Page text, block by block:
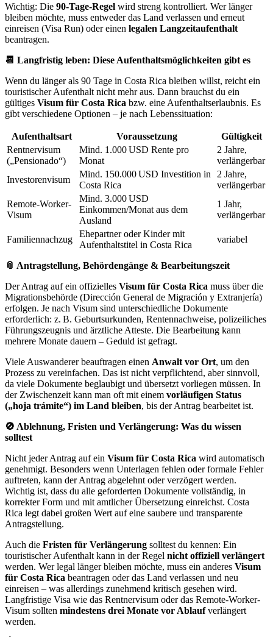
Wichtig: Die 90-Tage-Regel wird streng kontrolliert. Wer länger
bleiben möchte, muss entweder das Land verlassen und erneut
einreisen (Visa Run) oder einen legalen Langzeitaufenthalt
beantragen.
📆 Langfristig leben: Diese Aufenthaltsmöglichkeiten gibt es
Wenn du länger als 90 Tage in Costa Rica bleiben willst, reicht ein
touristischer Aufenthalt nicht mehr aus. Dann brauchst du ein
gültiges Visum für Costa Rica bzw. eine Aufenthaltserlaubnis. Es
gibt verschiedene Optionen – je nach Lebenssituation:
Aufenthaltsart Voraussetzung
Gültigkeit
Rentnervisum
(„Pensionado“)
Mind. 1.000 USD Rente pro
Monat
2 Jahre,
verlängerbar
Investorenvisum
Mind. 150.000 USD Investition in
Costa Rica
2 Jahre,
verlängerbar
Remote-Worker-
Visum
Mind. 3.000 USD
Einkommen/Monat aus dem
Ausland
1 Jahr,
verlängerbar
Familiennachzug
Ehepartner oder Kinder mit
Aufenthaltstitel in Costa Rica
variabel
📎 Antragstellung, Behördengänge & Bearbeitungszeit
Der Antrag auf ein offizielles Visum für Costa Rica muss über die
Migrationsbehörde (Dirección General de Migración y Extranjería)
erfolgen. Je nach Visum sind unterschiedliche Dokumente
erforderlich: z. B. Geburtsurkunden, Rentennachweise, polizeiliches
Führungszeugnis und ärztliche Atteste. Die Bearbeitung kann
mehrere Monate dauern – Geduld ist gefragt.
Viele Auswanderer beauftragen einen Anwalt vor Ort, um den
Prozess zu vereinfachen. Das ist nicht verpflichtend, aber sinnvoll,
da viele Dokumente beglaubigt und übersetzt vorliegen müssen. In
der Zwischenzeit kann man oft mit einem vorläufigen Status
(„hoja trámite“) im Land bleiben, bis der Antrag bearbeitet ist.
🚫 Ablehnung, Fristen und Verlängerung: Was du wissen
solltest
Nicht jeder Antrag auf ein Visum für Costa Rica wird automatisch
genehmigt. Besonders wenn Unterlagen fehlen oder formale Fehler
auftreten, kann der Antrag abgelehnt oder verzögert werden.
Wichtig ist, dass du alle geforderten Dokumente vollständig, in
korrekter Form und mit amtlicher Übersetzung einreichst. Costa
Rica legt dabei großen Wert auf eine saubere und transparente
Antragstellung.
Auch die Fristen für Verlängerung solltest du kennen: Ein
touristischer Aufenthalt kann in der Regel nicht offiziell verlängert
werden. Wer legal länger bleiben möchte, muss ein anderes Visum
für Costa Rica beantragen oder das Land verlassen und neu
einreisen – was allerdings zunehmend kritisch gesehen wird.
Langfristige Visa wie das Rentnervisum oder das Remote-Worker-
Visum sollten mindestens drei Monate vor Ablaufverlängert
werden.